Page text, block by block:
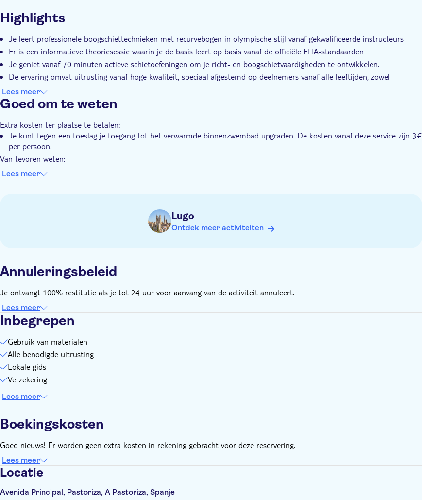
en traditionele spelletjes. En als je op zoek bent naar meer ontspanning, kun je je ervaring uitbreiden met
toegang tot het verwarmde binnenzwembad.
Instant confirmation
Highlights
Je leert professionele boogschiettechnieken met recurvebogen in olympische stijl vanaf gekwalificeerde instructeurs
Er is een informatieve theoriesessie waarin je de basis leert op basis vanaf de officiële FITA-standaarden
Je geniet vanaf 70 minuten actieve schietoefeningen om je richt- en boogschietvaardigheden te ontwikkelen.
De ervaring omvat uitrusting vanaf hoge kwaliteit, speciaal afgestemd op deelnemers vanaf alle leeftijden, zowel
Je hebt toegang tot comfortabele faciliteiten met privéparkeergelegenheid, kleedkamers en extra spelletjes
Lees meer
Goed om te weten
Extra kosten ter plaatse te betalen:
Je kunt tegen een toeslag je toegang tot het verwarmde binnenzwembad upgraden. De kosten vanaf deze service zijn 3€
per persoon.
Van tevoren weten:
Lees meer
Lugo
Ontdek meer activiteiten
Annuleringsbeleid
Je ontvangt 100% restitutie als je tot 24 uur voor aanvang van de activiteit annuleert.
Lees meer
Inbegrepen
Gebruik van materialen
Alle benodigde uitrusting
Lokale gids
Verzekering
Lees meer
Boekingskosten
Goed nieuws! Er worden geen extra kosten in rekening gebracht voor deze reservering.
Lees meer
Locatie
Avenida Principal, Pastoriza, A Pastoriza, Spanje